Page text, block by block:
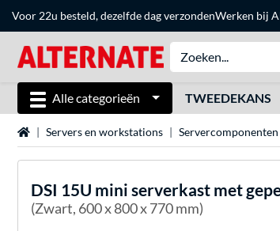
Voor 22u besteld, dezelfde dag verzondenWerken bij
Alle categorieën TWEEDEKANS
HomeServers en workstations Servercomponenten
DSI 15U mini serverkast met
(Zwart, 600 x 800 x 770 mm)